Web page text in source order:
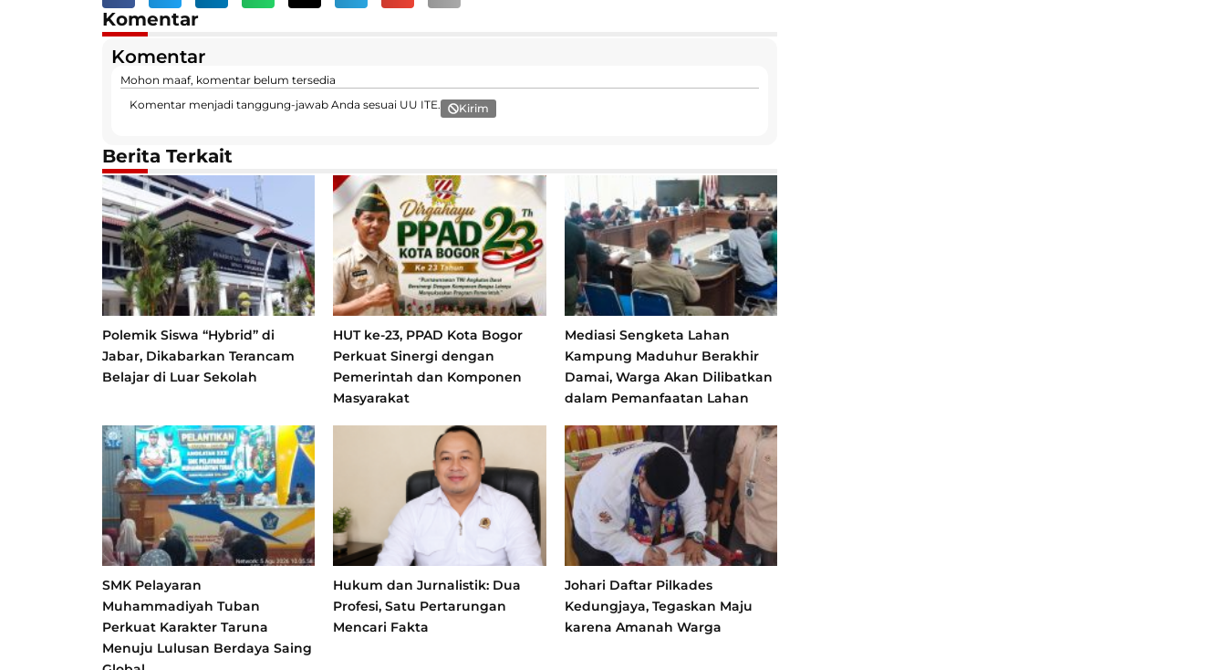
Komentar
Komentar
Mohon maaf, komentar belum tersedia
Komentar menjadi tanggung-jawab Anda sesuai UU ITE.
Kirim
Berita Terkait
Polemik Siswa “Hybrid” di
Jabar, Dikabarkan Terancam
Belajar di Luar Sekolah
HUT ke-23, PPAD Kota Bogor
Perkuat Sinergi dengan
Pemerintah dan Komponen
Masyarakat
Mediasi Sengketa Lahan
Kampung Maduhur Berakhir
Damai, Warga Akan Dilibatkan
dalam Pemanfaatan Lahan
SMK Pelayaran
Muhammadiyah Tuban
Perkuat Karakter Taruna
Menuju Lulusan Berdaya Saing
Hukum dan Jurnalistik: Dua
Profesi, Satu Pertarungan
Mencari Fakta
Johari Daftar Pilkades
Kedungjaya, Tegaskan Maju
karena Amanah Warga